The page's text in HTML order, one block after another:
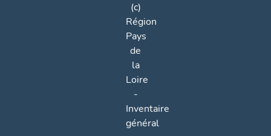
(c)
Région
Pays
de
la
Loire
-
Inventaire
général